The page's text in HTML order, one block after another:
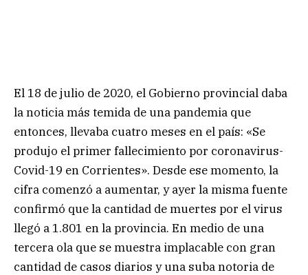
El 18 de julio de 2020, el Gobierno provincial daba
la noticia más temida de una pandemia que
entonces, llevaba cuatro meses en el país: «Se
produjo el primer fallecimiento por coronavirus-
Covid-19 en Corrientes». Desde ese momento, la
cifra comenzó a aumentar, y ayer la misma fuente
confirmó que la cantidad de muertes por el virus
llegó a 1.801 en la provincia. En medio de una
tercera ola que se muestra implacable con gran
cantidad de casos diarios y una suba notoria de